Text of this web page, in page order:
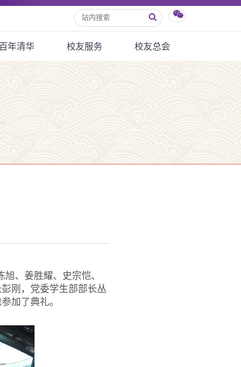
百年清华 校友服务 校友总会
、姜胜耀、史宗恺、
刚，党委学生部部长丛
加了典礼。